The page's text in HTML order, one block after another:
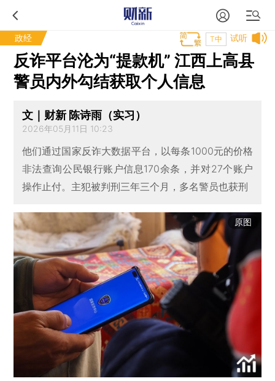
政经 试听
T中
反诈平台沦为“提款机” 江西上高县
警员内外勾结获取个人信息
文｜财新 陈诗雨（实习）
2026年05月11日 10:23
他们通过国家反诈大数据平台，以每条1000元的价格
非法查询公民银行账户信息170余条，并对27个账户
操作止付。主犯被判刑三年三个月，多名警员也获刑
原图